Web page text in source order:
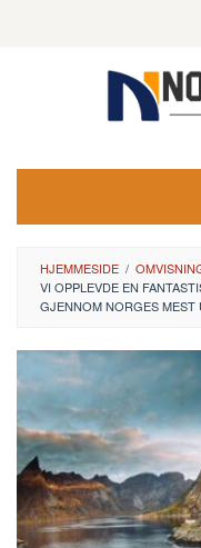
HJEMMESIDE /
VI OPPLEVDE EN
GJENNOM NORGES MEST